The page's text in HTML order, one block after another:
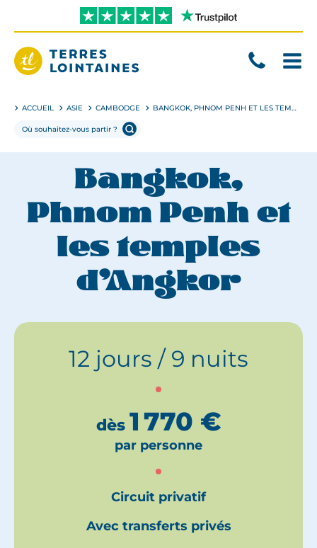
directement
contenu
ACCUEIL ASIE CAMBODGE BANGKOK, PHNOM PENH ET LES TEMPLES D’ANGKOR
Bangkok,
Phnom Penh et
les temples
d’Angkor
12 jours / 9 nuits
dès 1 770 €
par personne
Circuit privatif
Avec transferts privés